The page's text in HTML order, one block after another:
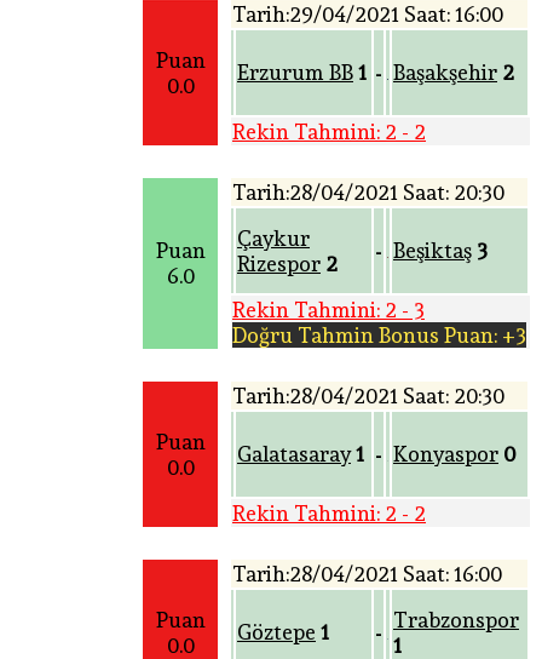
Puan
0.0
Tarih:29/04/2021 Saat: 16:00
Erzurum BB1 - Başakşehir 2
Rekin Tahmini: 2 - 2
Puan
6.0
Tarih:28/04/2021 Saat: 20:30
Çaykur
Rizespor 2
- Beşiktaş 3
Rekin Tahmini: 2 - 3
Doğru Tahmin Bonus Puan: +3
Puan
0.0
Tarih:28/04/2021 Saat: 20:30
Galatasaray1 - Konyaspor 0
Rekin Tahmini: 2 - 2
Puan
0.0
Tarih:28/04/2021 Saat: 16:00
Göztepe 1 - Trabzonspor
1